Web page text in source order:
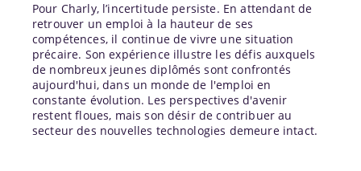
Pour Charly, l’incertitude persiste. En attendant de
retrouver un emploi à la hauteur de ses
compétences, il continue de vivre une situation
précaire. Son expérience illustre les défis auxquels
de nombreux jeunes diplômés sont confrontés
aujourd'hui, dans un monde de l'emploi en
constante évolution. Les perspectives d'avenir
restent floues, mais son désir de contribuer au
secteur des nouvelles technologies demeure intact.